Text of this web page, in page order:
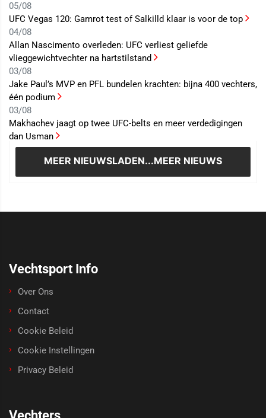
05/08
UFC Vegas 120: Gamrot test of Salkilld klaar is voor de top
04/08
Allan Nascimento overleden: UFC verliest geliefde
vlieggewichtvechter na hartstilstand
03/08
Jake Paul’s MVP en PFL bundelen krachten: bijna 400 vechters,
één podium
03/08
Makhachev jaagt op twee UFC-belts en meer verdedigingen
dan Usman
MEER NIEUWSLADEN...MEER NIEUWS
Vechtsport Info
Over Ons
Contact
Cookie Beleid
Cookie Instellingen
Privacy Beleid